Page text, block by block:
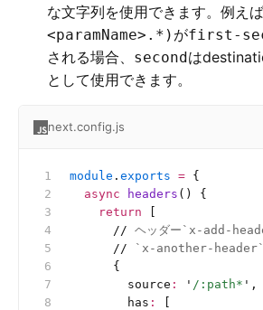
な文字列を使用できます。例え
<paramName>.*) がfirst-
される場合、 secondは
として使用できます。
next.config.js
module . exports = {
  async
headers () {
    return
      //
ヘッダー`x-add-
      //
`x-another-header`ヘ
      {
        source
: ' /:path* ' ,
        has
: